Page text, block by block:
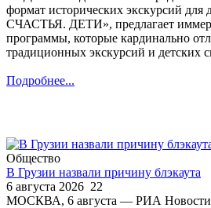
формат исторических экскурсий
СЧАСТЬЯ. ДЕТИ», предлагает
программы, которые кардинально
традиционных экскурсий и детских
Подробнее...
Общество
В Грузии назвали причину блэкаута
6 августа 2026 22
МОСКВА, 6 августа — РИА